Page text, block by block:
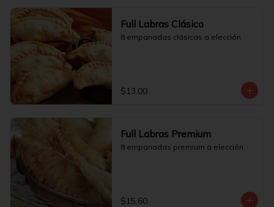
Full Labras Clásico
8 empanadas clásicas a elección.
$13.00
Full Labras Premium
8 empanadas premium a elección.
$15.60